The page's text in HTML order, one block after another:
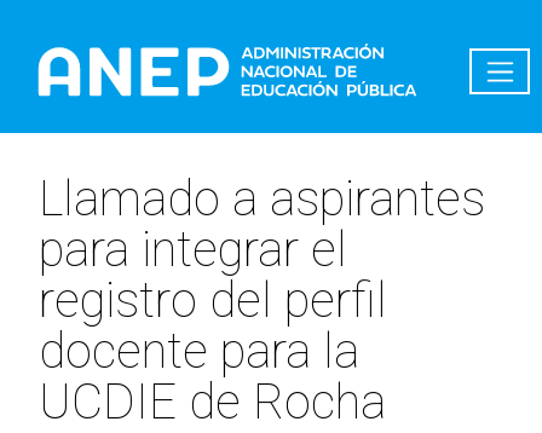
Llamado a aspirantes
para integrar el
registro del perfil
docente para la
UCDIE de Rocha